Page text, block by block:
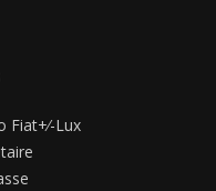
Fiat+⁄-Lux